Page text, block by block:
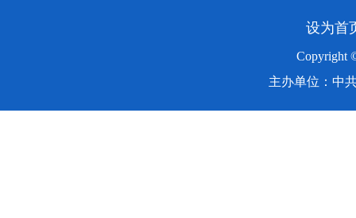
设为首
Copyright
主办单位：中